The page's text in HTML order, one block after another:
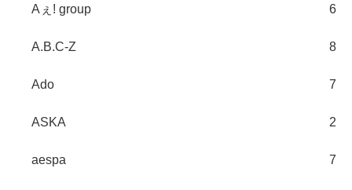
Aぇ! group 6
A.B.C-Z 8
Ado 7
ASKA 2
aespa 7